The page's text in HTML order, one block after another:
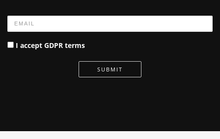
Name
I accept GDPR terms
SUBMIT